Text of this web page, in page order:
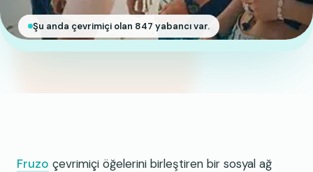
Şu anda çevrimiçi olan 847 yabancı var.
Fruzo çevrimiçi öğelerini birleştiren bir sosyal ağ